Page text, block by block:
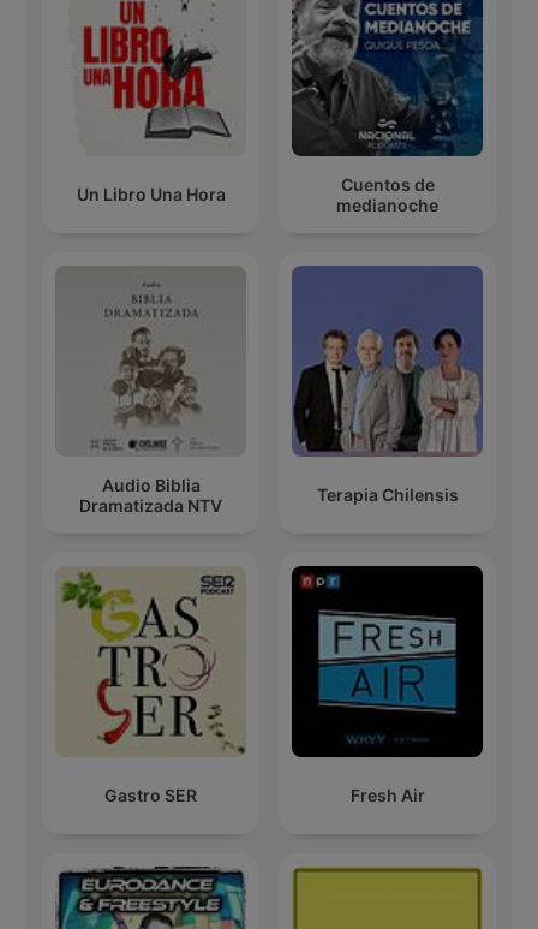
Un Libro Una Hora
Cuentos de
medianoche
Audio Biblia
Dramatizada NTV
Terapia Chilensis
Gastro SER Fresh Air